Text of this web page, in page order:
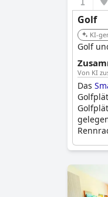
Golf
KI-
Golf
Von KI
Das